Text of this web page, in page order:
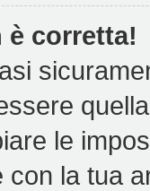
è corretta!
le
con la tua